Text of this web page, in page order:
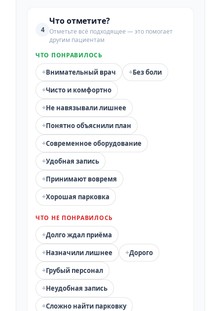
4
Что отметите?
Отметьте всё подходящее — это помогает
другим пациентам
ЧТО ПОНРАВИЛОСЬ
+Внимательный врач +Без боли
+Чисто и комфортно
+Не навязывали лишнее
+Понятно объяснили план
+Современное оборудование
+Удобная запись
+Принимают вовремя
+Хорошая парковка
ЧТО НЕ ПОНРАВИЛОСЬ
+Долго ждал приёма
+Назначили лишнее +Дорого
+Грубый персонал
+Неудобная запись
+Сложно найти парковку